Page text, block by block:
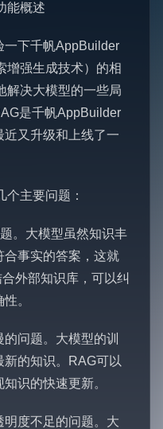
能概述
一下千帆AppBuilder
增强生成技术）的相
解决大模型的一些局
是千帆AppBuilder
又升级和上线了一
主要问题：
。大模型虽然知识丰
合事实的答案，这就
外部知识库，可以纠
。
问题。大模型的训
的知识。RAG可以
识的快速更新。
度不足的问题。大